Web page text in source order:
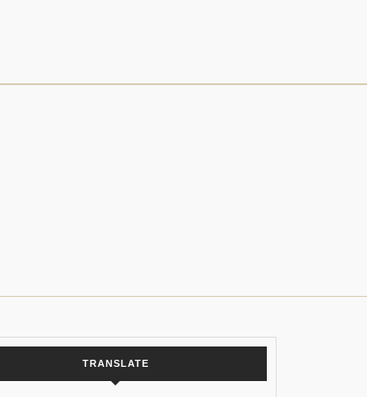
TRANSLATE